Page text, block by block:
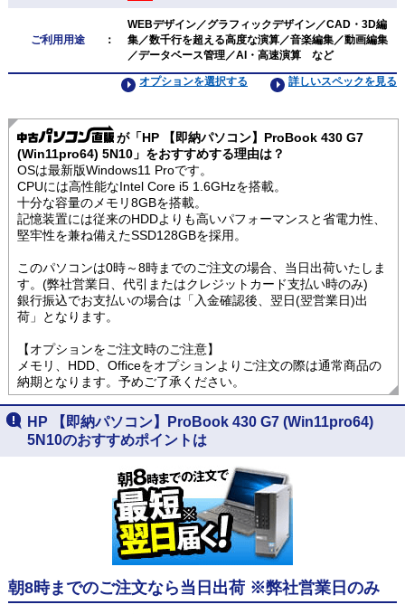
ご利用用途 ：
WEBデザイン／グラフィックデザイン／CAD・3D編
集／数千行を超える高度な演算／音楽編集／動画編集
／データベース管理／AI・高速演算 など
詳しいスペックを見る
オプションを選択する
が「HP 【即納パソコン】ProBook 430 G7
(Win11pro64) 5N10」をおすすめする理由は？
OSは最新版Windows11 Proです。
CPUには高性能なIntel Core i5 1.6GHzを搭載。
十分な容量のメモリ8GBを搭載。
記憶装置には従来のHDDよりも高いパフォーマンスと省電力性、
堅牢性を兼ね備えたSSD128GBを採用。
このパソコンは0時～8時までのご注文の場合、当日出荷いたしま
す。(弊社営業日、代引またはクレジットカード支払い時のみ)
銀行振込でお支払いの場合は「入金確認後、翌日(翌営業日)出
荷」となります。
【オプションをご注文時のご注意】
メモリ、HDD、Officeをオプションよりご注文の際は通常商品の
納期となります。予めご了承ください。
HP 【即納パソコン】ProBook 430 G7 (Win11pro64)
5N10のおすすめポイントは
朝8時までのご注文なら当日出荷 ※弊社営業日のみ